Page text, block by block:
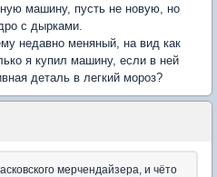
машину, пусть не новую, но
с дырками.
недавно меняный, на вид как
я купил машину, если в ней
деталь в легкий мороз?
мерчендайзера, и чёто